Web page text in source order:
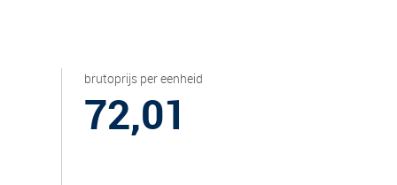
brutoprijs per eenheid
72,01